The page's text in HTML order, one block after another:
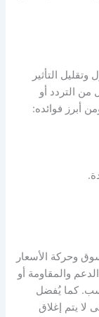
التأثير
من التردد أو
أبرز فوائده:
وحركة الأسعار
والمقاومة أو
كما يُفضل
يتم إغلاق